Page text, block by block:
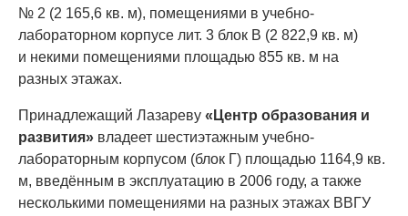
№ 2 (2 165,6 кв. м), помещениями в учебно-
лабораторном корпусе лит. 3 блок В (2 822,9 кв. м)
и некими помещениями площадью 855 кв. м на
разных этажах.
Принадлежащий Лазареву «Центр образования и
развития» владеет шестиэтажным учебно-
лабораторным корпусом (блок Г) площадью 1164,9 кв.
м, введённым в эксплуатацию в 2006 году, а также
несколькими помещениями на разных этажах ВВГУ